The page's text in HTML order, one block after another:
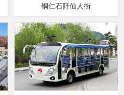
铜仁石阡仙人街